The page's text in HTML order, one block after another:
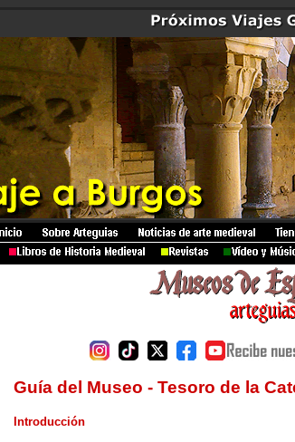
Guía del Museo - Tesoro de la
Introducción